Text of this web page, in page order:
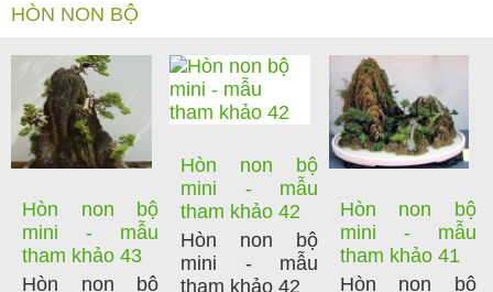
HÒN NON BỘ
Hòn non bộ
mini - mẫu
tham khảo 43
Hòn non bộ
Hòn non bộ
mini - mẫu
tham khảo 42
Hòn non bộ
mini - mẫu
tham khảo 42
Hòn non bộ
mini - mẫu
tham khảo 41
Hòn non bộ